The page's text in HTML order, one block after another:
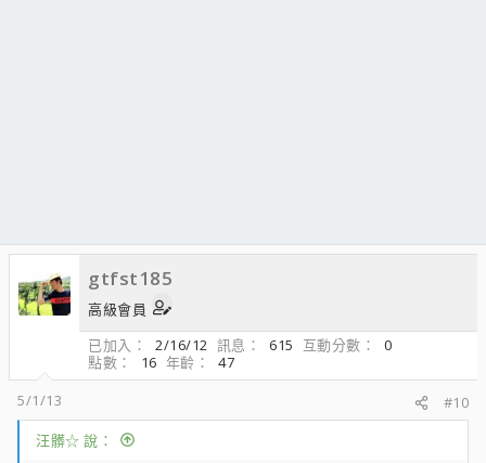
gtfst185
高級會員
已加入
2/16/12 訊息 615 互動分數
0
點數
16 年齡
47
5/1/13
#10
汪髒☆ 說：